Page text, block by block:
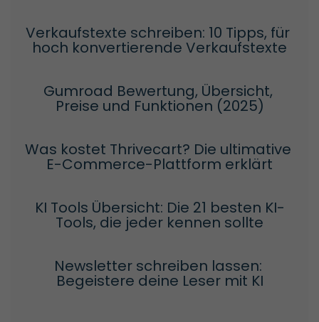
Verkaufstexte schreiben: 10 Tipps, für
hoch konvertierende Verkaufstexte
Gumroad Bewertung, Übersicht,
Preise und Funktionen (2025)
Was kostet Thrivecart? Die ultimative
E-Commerce-Plattform erklärt
KI Tools Übersicht: Die 21 besten KI-
Tools, die jeder kennen sollte
Newsletter schreiben lassen:
Begeistere deine Leser mit KI